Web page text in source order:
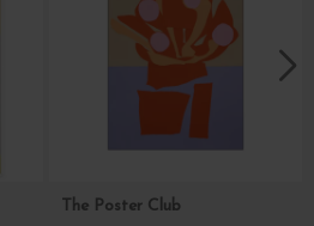
The Poster Club